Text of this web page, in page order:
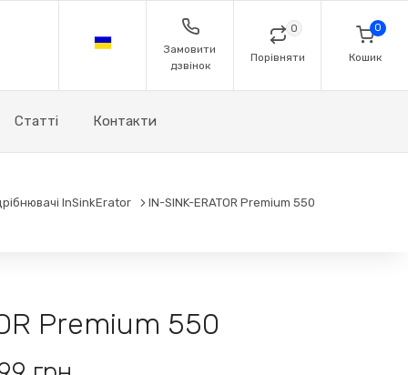
Замовити
дзвінок
0
Порівняти
0
Кошик
Статті Контакти
InSinkErator IN-SINK-ERATOR Premium 550
Premium 550